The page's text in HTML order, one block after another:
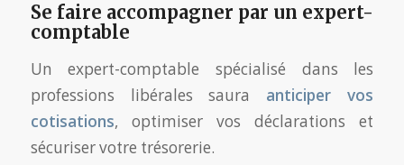
Se faire accompagner par un expert-
comptable
Un expert-comptable spécialisé dans les
professions libérales saura anticiper vos
cotisations, optimiser vos déclarations et
sécuriser votre trésorerie.